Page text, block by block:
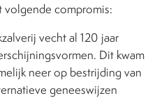
compromis:
vecht al 120 jaar
Dit kwam
neer op bestrijding van
geneeswijzen